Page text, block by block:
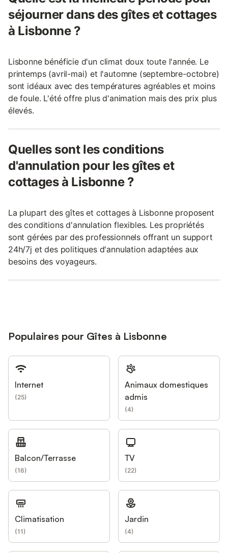
séjourner dans des gîtes et cottages
à Lisbonne ?
Lisbonne bénéficie d'un climat doux toute l'année. Le
printemps (avril-mai) et l'automne (septembre-octobre)
sont idéaux avec des températures agréables et moins
de foule. L'été offre plus d'animation mais des prix plus
élevés.
Quelles sont les conditions
d'annulation pour les gîtes et
cottages à Lisbonne ?
La plupart des gîtes et cottages à Lisbonne proposent
des conditions d'annulation flexibles. Les propriétés
sont gérées par des professionnels offrant un support
24h/7j et des politiques d'annulation adaptées aux
besoins des voyageurs.
Populaires pour Gîtes à Lisbonne
Internet
(25)
Animaux domestiques
admis
(4)
Balcon/Terrasse
(16)
TV
(22)
Climatisation
(11)
Jardin
(4)